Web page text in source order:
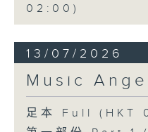
02:00)
13/07/2026
Music
足本 Full (HKT